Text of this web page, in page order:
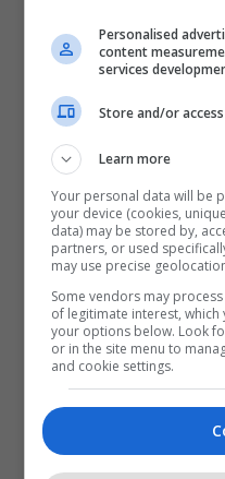
Ukraina Kriza Në Ukrainë
Volodymyr Zelensky
Personalised
content
services
Store and/or
Learn more
Your personal data will be
your device (cookies,
data) may be stored by,
partners, or used
may use precise
Some vendors may
of legitimate interest,
your options below. Look
or in the site menu to
and cookie settings.